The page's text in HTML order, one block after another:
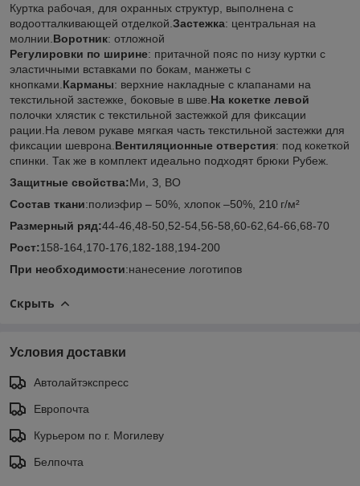
Куртка рабочая, для охранных структур, выполнена с
водоотталкивающей отделкой. Застежка: центральная на
молнии. Воротник: отложной
Регулировки по ширине: притачной пояс по низу куртки с
эластичными вставками по бокам, манжеты с
кнопками. Карманы: верхние накладные с клапанами на
текстильной застежке, боковые в шве. На кокетке левой
полочки хлястик с текстильной застежкой для фиксации
рации.На левом рукаве мягкая часть текстильной застежки для
фиксации шеврона. Вентиляционные отверстия: под кокеткой
спинки. Так же в комплект идеально подходят брюки Рубеж.
Защитные свойства:Ми, З, ВО
Состав ткани:полиэфир – 50%, хлопок –50%, 210 г/м²
Размерный ряд:44-46,48-50,52-54,56-58,60-62,64-66,68-70
Рост:158-164,170-176,182-188,194-200
При необходимости:нанесение логотипов
Скрыть
Условия доставки
Автолайтэкспресс
Европочта
Курьером по г. Могилеву
Белпочта